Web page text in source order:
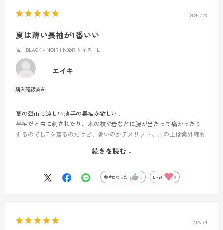
2026.7.23
夏は薄い長袖が1番いい
色：BLACK - NOIR | N0247 サイズ：L
エイキ
夏の登山は涼しい薄手の長袖が欲しい。
半袖だと虫に刺されたり、木の枝や岩などに腕が当たって痛かったり
するので長Tを着るのだけど、暑いのがデメリット。山の上は紫外線も
塗る羽目に。そんな面倒なことがこのTシャツで解決する。何より薄手
続きを読む
参考になった 0 Like! 0
2026.7.1